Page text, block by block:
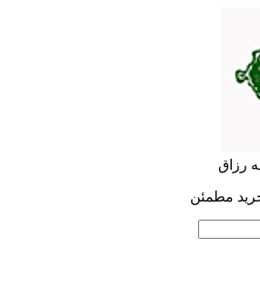
رزاق
مطمئن